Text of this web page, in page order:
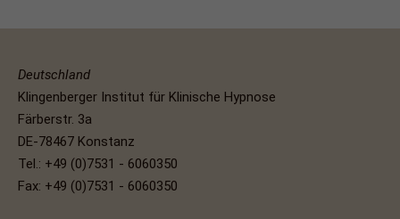
Deutschland
Klingenberger Institut für Klinische Hypnose
Färberstr. 3a
DE-78467 Konstanz
Tel.: +49 (0)7531 - 6060350
Fax: +49 (0)7531 - 6060350